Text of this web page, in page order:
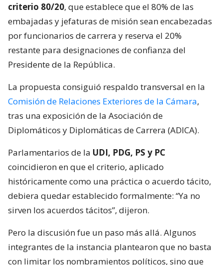
criterio 80/20, que establece que el 80% de las
embajadas y jefaturas de misión sean encabezadas
por funcionarios de carrera y reserva el 20%
restante para designaciones de confianza del
Presidente de la República.
La propuesta consiguió respaldo transversal en la
Comisión de Relaciones Exteriores de la Cámara,
tras una exposición de la Asociación de
Diplomáticos y Diplomáticas de Carrera (ADICA).
Parlamentarios de la UDI, PDG, PS y PC
coincidieron en que el criterio, aplicado
históricamente como una práctica o acuerdo tácito,
debiera quedar establecido formalmente: “Ya no
sirven los acuerdos tácitos”, dijeron.
Pero la discusión fue un paso más allá. Algunos
integrantes de la instancia plantearon que no basta
con limitar los nombramientos políticos, sino que